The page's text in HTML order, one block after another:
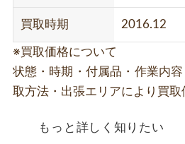
買取時期 2016.12
※買取価格について
状態・時期・付属品・作業内
取方法・出張エリアにより買取
もっと詳しく知りたい